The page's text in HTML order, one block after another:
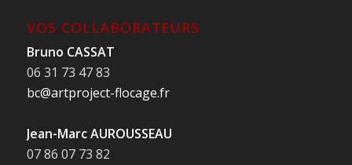
VOS COLLABORATEURS
Bruno CASSAT
06 31 73 47 83
bc@artproject-flocage.fr
Jean-Marc AUROUSSEAU
07 86 07 73 82